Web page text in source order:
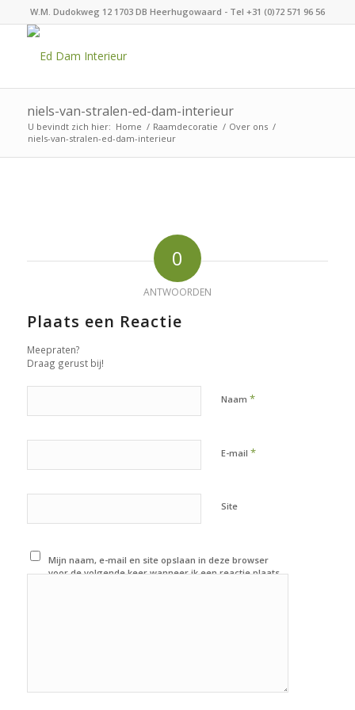
W.M. Dudokweg 12 1703 DB Heerhugowaard - Tel +31 (0)72 571 96 56
niels-van-stralen-ed-dam-interieur
U bevindt zich hier: Home / Raamdecoratie / Over ons /
niels-van-stralen-ed-dam-interieur
0
ANTWOORDEN
Plaats een Reactie
Meepraten?
Draag gerust bij!
Naam *
E-mail *
Site
Mijn naam, e-mail en site opslaan in deze browser
voor de volgende keer wanneer ik een reactie plaats.